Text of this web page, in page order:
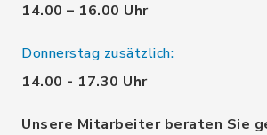
14.00 – 16.00 Uhr
Donnerstag zusätzlich:
14.00 - 17.30 Uhr
Unsere Mitarbeiter beraten Sie